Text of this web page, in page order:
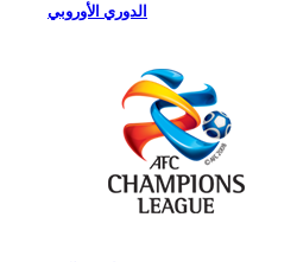
الدوري الأوروبي